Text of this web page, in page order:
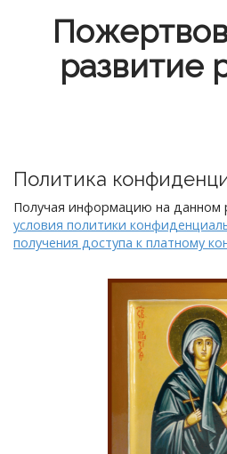
развитие
Политика
Получая информацию на данном
условия политики
получения доступа к платному